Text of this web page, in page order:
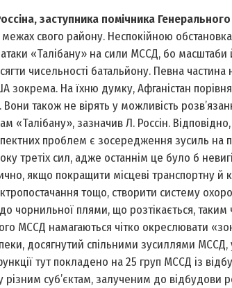
заступника помічника
свого району. Неспокійною
«Талібану» на сили МССД, бо масштаби
чисельності батальйону. Певна
зокрема. На їхню думку, Афганістан
Вони також не вірять у можливість
«Талібану», зазначив Л. Россін.
проблем є зосередження зусиль на
третіх сил, адже останнім це було б
якщо покращити місцеві транспортну
тощо, створити систему
чорнильної плями, що розтікається,
МССД намагаються чітко окреслювати
досягнутий спільними зусиллями
тут покладено на 25 груп МССД із
суб’єктам, залученим до відбудови